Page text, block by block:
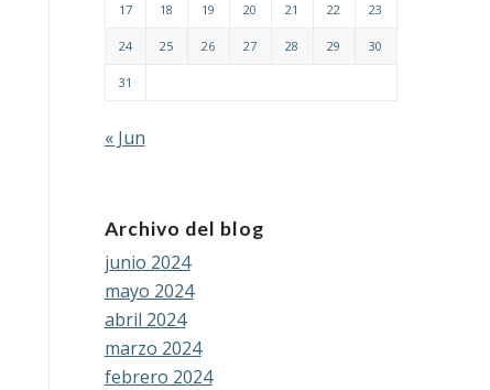
17 18 19 20 21 22 23
24 25 26 27 28 29 30
31
« Jun
Archivo del blog
junio 2024
mayo 2024
abril 2024
marzo 2024
febrero 2024